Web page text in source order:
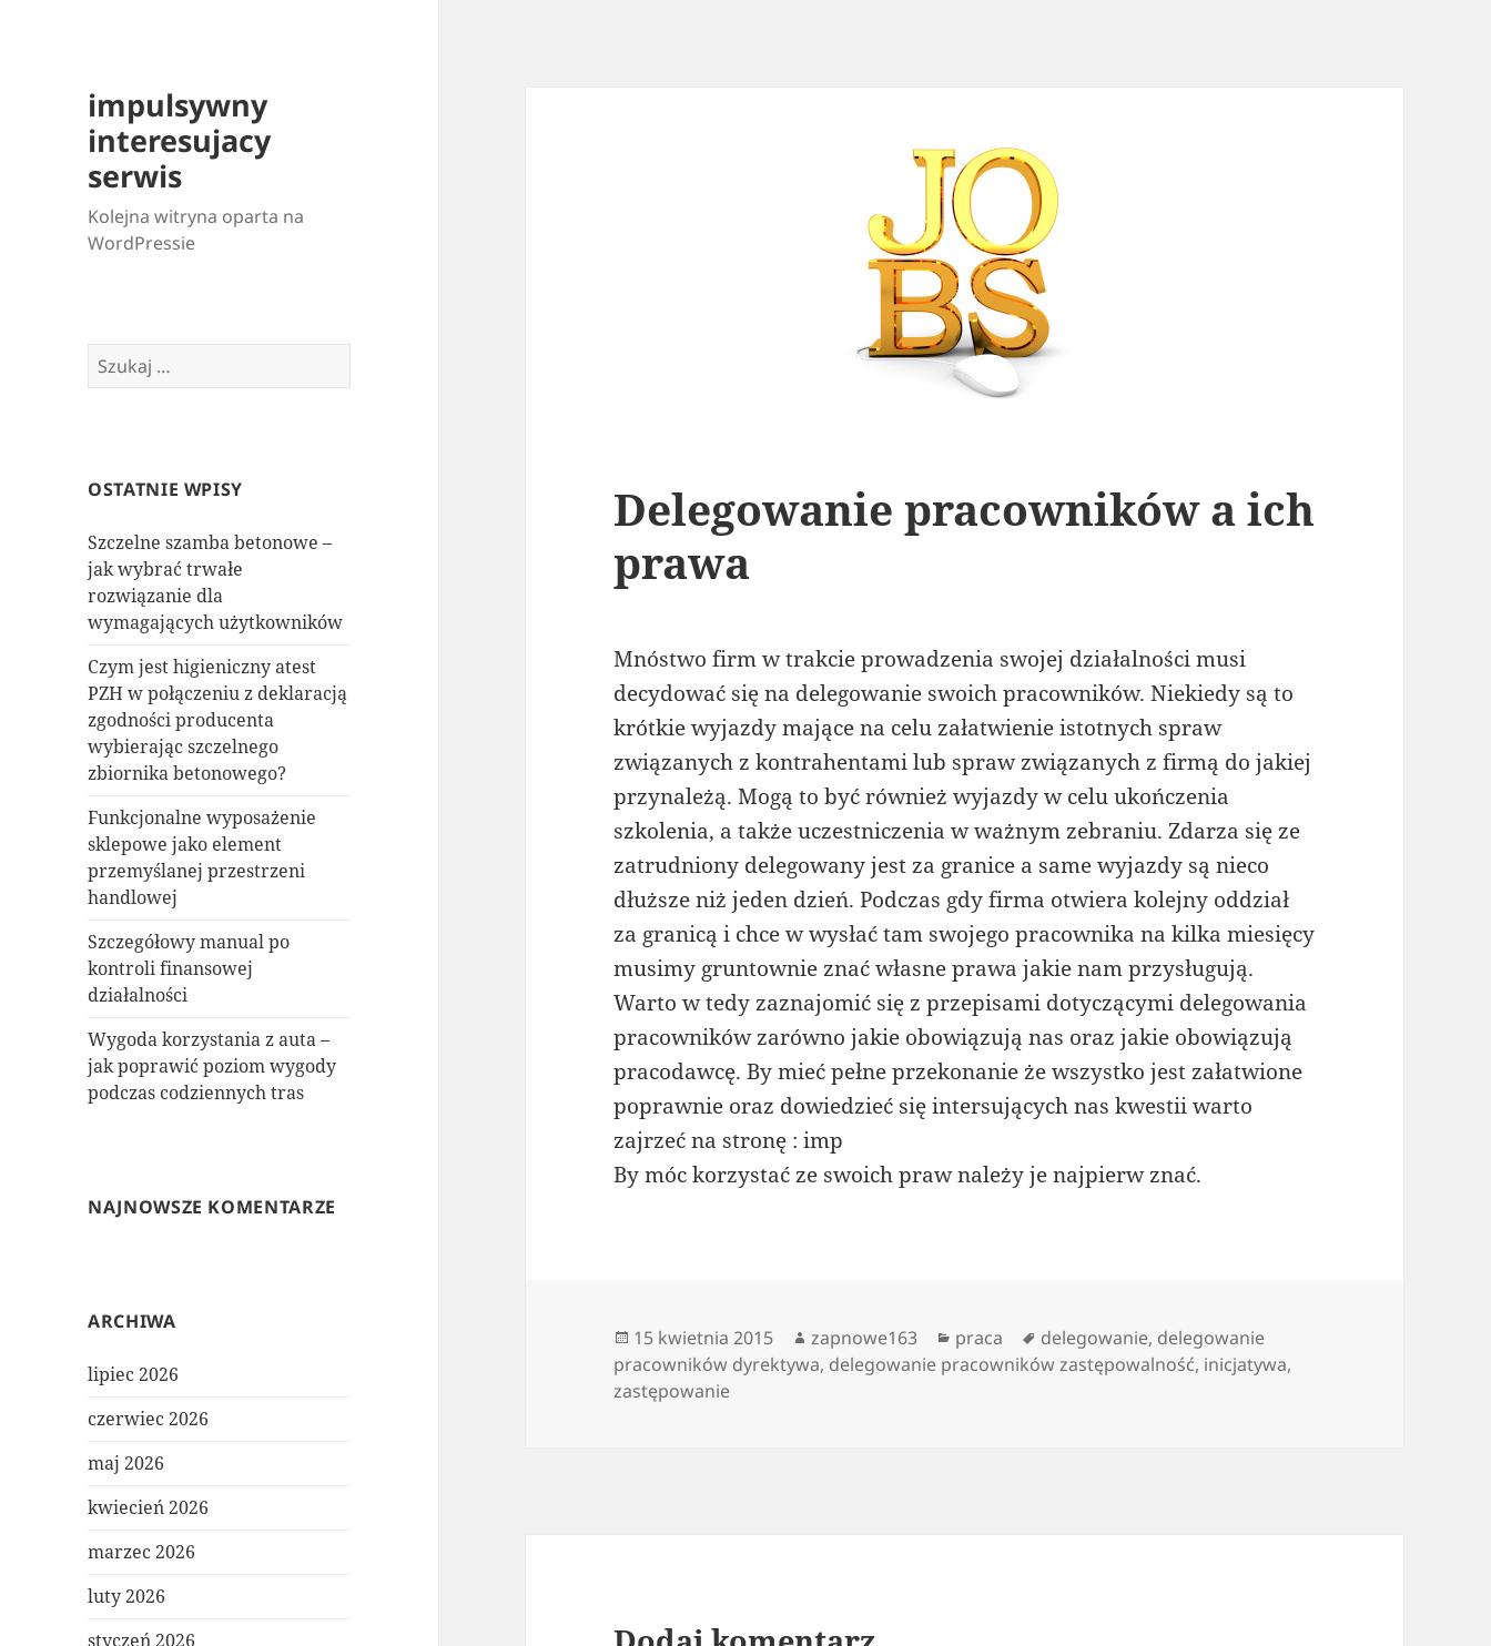
impulsywny
interesujacy
serwis
Kolejna witryna oparta na
WordPressie
Szukaj:
OSTATNIE WPISY
Szczelne szamba betonowe –
jak wybrać trwałe
rozwiązanie dla
wymagających użytkowników
Czym jest higieniczny atest
PZH w połączeniu z deklaracją
zgodności producenta
wybierając szczelnego
zbiornika betonowego?
Funkcjonalne wyposażenie
sklepowe jako element
przemyślanej przestrzeni
handlowej
Szczegółowy manual po
kontroli finansowej
działalności
Wygoda korzystania z auta –
jak poprawić poziom wygody
podczas codziennych tras
NAJNOWSZE KOMENTARZE
ARCHIWA
lipiec 2026
czerwiec 2026
maj 2026
kwiecień 2026
marzec 2026
luty 2026
styczeń 2026
Delegowanie pracowników a ich
prawa
Mnóstwo firm w trakcie prowadzenia swojej działalności musi
decydować się na delegowanie swoich pracowników. Niekiedy są to
krótkie wyjazdy mające na celu załatwienie istotnych spraw
związanych z kontrahentami lub spraw związanych z firmą do jakiej
przynależą. Mogą to być również wyjazdy w celu ukończenia
szkolenia, a także uczestniczenia w ważnym zebraniu. Zdarza się ze
zatrudniony delegowany jest za granice a same wyjazdy są nieco
dłuższe niż jeden dzień. Podczas gdy firma otwiera kolejny oddział
za granicą i chce w wysłać tam swojego pracownika na kilka miesięcy
musimy gruntownie znać własne prawa jakie nam przysługują.
Warto w tedy zaznajomić się z przepisami dotyczącymi delegowania
pracowników zarówno jakie obowiązują nas oraz jakie obowiązują
pracodawcę. By mieć pełne przekonanie że wszystko jest załatwione
poprawnie oraz dowiedzieć się intersujących nas kwestii warto
zajrzeć na stronę : imp
By móc korzystać ze swoich praw należy je najpierw znać.
Data
publikacji
15 kwietnia 2015 Autor
zapnowe163 Kategorie
praca Tagi
delegowanie, delegowanie
pracowników dyrektywa, delegowanie pracowników zastępowalność, inicjatywa,
zastępowanie